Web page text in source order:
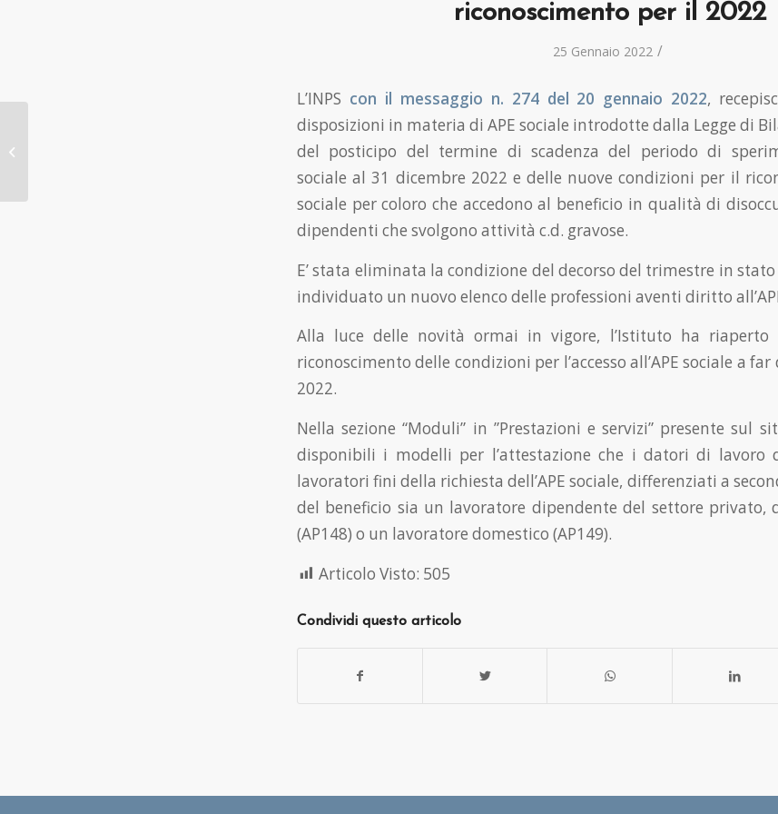
riconoscimento per il 2022
25 Gennaio 2022 /
L’INPS con il messaggio n. 274 del 20 gennaio 2022,
disposizioni in materia di APE sociale introdotte dalla Legge di
del posticipo del termine di scadenza del periodo di
sociale al 31 dicembre 2022 e delle nuove condizioni per il
sociale per coloro che accedono al beneficio in qualità di
dipendenti che svolgono attività c.d. gravose.
E’ stata eliminata la condizione del decorso del trimestre in
individuato un nuovo elenco delle professioni aventi diritto
Alla luce delle novità ormai in vigore, l’Istituto ha
riconoscimento delle condizioni per l’accesso all’APE sociale a
2022.
Nella sezione “Moduli” in ”Prestazioni e servizi” presente sul
disponibili i modelli per l’attestazione che i datori di lavoro
lavoratori fini della richiesta dell’APE sociale, differenziati a
del beneficio sia un lavoratore dipendente del settore privato,
(AP148) o un lavoratore domestico (AP149).
Articolo Visto: 505
Condividi questo articolo